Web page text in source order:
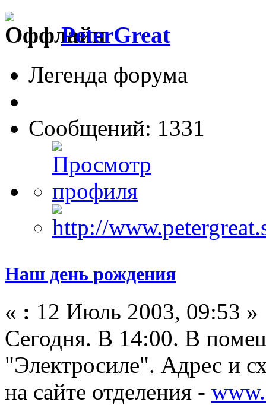
PeterGreat
Легенда форума
Сообщений: 1331
Наш день рождения
« : 12 Июль 2003, 09:53 »
Сегодня. В 14:00. В
"Электросиле". Адрес и
на сайте отделения -